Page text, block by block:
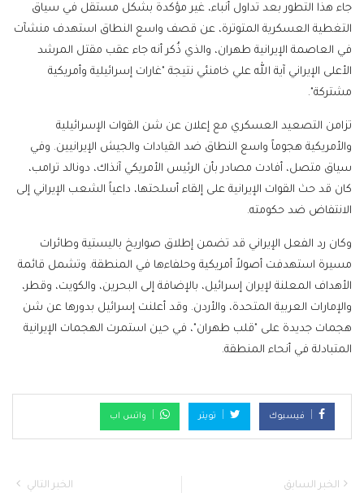
جاء هذا التطور بعد تداول أنباء، غير مؤكدة بشكل مستقل في سياق
التغطية العسكرية المتوترة، عن قصف واسع النطاق استهدف منشآت
في العاصمة الإيرانية طهران، والذي ذُكر أنه جاء عقب مقتل المرشد
الأعلى الإيراني آية الله علي خامنئي نتيجة "غارات إسرائيلية وأمريكية
مشتركة".
تزامن التصعيد العسكري مع إعلان عن شن القوات الإسرائيلية
والأمريكية هجوماً واسع النطاق ضد القيادات والجيش الإيرانيين. وفي
سياق متصل، أفادت مصادر بأن الرئيس الأمريكي آنذاك، دونالد ترامب،
كان قد حث القوات الإيرانية على إلقاء أسلحتها، داعياً الشعب الإيراني إلى
الانتفاض ضد حكومته.
وكان رد الفعل الإيراني قد تضمن إطلاق صواريخ باليستية وطائرات
مسيرة استهدفت أصولاً أمريكية وحلفاءها في المنطقة. وتشمل قائمة
الأهداف المعلنة لإيران إسرائيل، بالإضافة إلى البحرين، والكويت، وقطر،
والإمارات العربية المتحدة، والأردن. وقد أعلنت إسرائيل بدورها عن شن
هجمات جديدة على "قلب طهران"، في حين استمرت الهجمات الإيرانية
المتبادلة في أنحاء المنطقة.
فيسبوك تويتر واتس اب
الخبر السابق الخبر التالي